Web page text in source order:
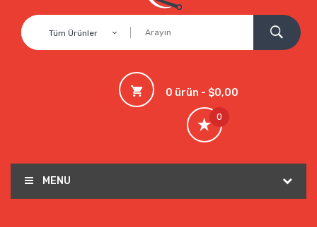
Tüm Ürünler
0 ürün - $0,00
0
MENU